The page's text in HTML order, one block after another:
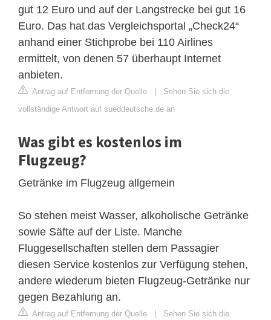
gut 12 Euro und auf der Langstrecke bei gut 16
Euro. Das hat das Vergleichsportal „Check24“
anhand einer Stichprobe bei 110 Airlines
ermittelt, von denen 57 überhaupt Internet
anbieten.
Antrag auf Entfernung der Quelle | Sehen Sie sich die
vollständige Antwort auf sueddeutsche.de an
Was gibt es kostenlos im
Flugzeug?
Getränke im Flugzeug allgemein
So stehen meist Wasser, alkoholische Getränke
sowie Säfte auf der Liste. Manche
Fluggesellschaften stellen dem Passagier
diesen Service kostenlos zur Verfügung stehen,
andere wiederum bieten Flugzeug-Getränke nur
gegen Bezahlung an.
Antrag auf Entfernung der Quelle | Sehen Sie sich die